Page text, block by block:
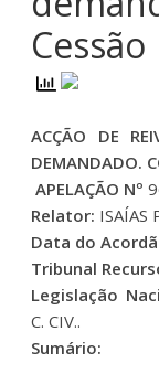
Cessão
ACÇÃO DE
DEMANDADO.
APELAÇÃO Nº
Relator: ISAÍAS
Data do
Tribunal
Legislação
C. CIV..
Sumário: